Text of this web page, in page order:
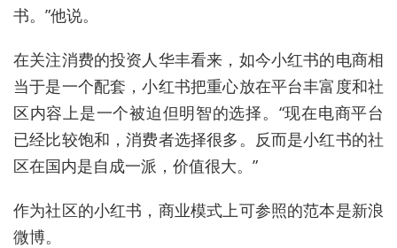
书。”他说。
在关注消费的投资人华丰看来，如今小红书的电商相
当于是一个配套，小红书把重心放在平台丰富度和社
区内容上是一个被迫但明智的选择。“现在电商平台
已经比较饱和，消费者选择很多。反而是小红书的社
区在国内是自成一派，价值很大。”
作为社区的小红书，商业模式上可参照的范本是新浪
微博。